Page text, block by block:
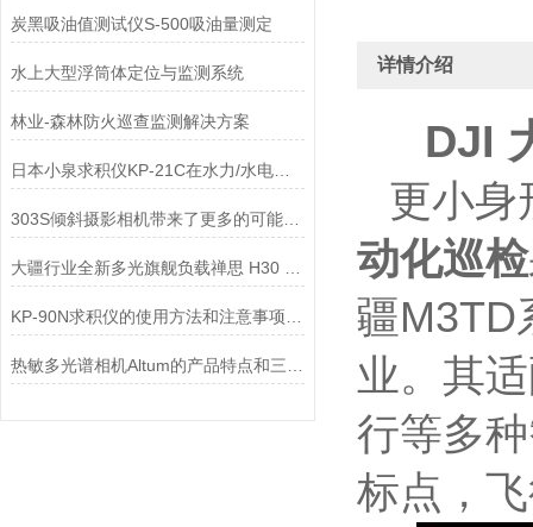
炭黑吸油值测试仪S-500吸油量测定
水上大型浮筒体定位与监测系统
林业-森林防火巡查监测解决方案
日本小泉求积仪KP-21C在水力/水电的使用
303S倾斜摄影相机带来了更多的可能性和创作空间
详情介绍
DJI
更小身
动化巡检
疆M3TD
业。其
行等多
标点，